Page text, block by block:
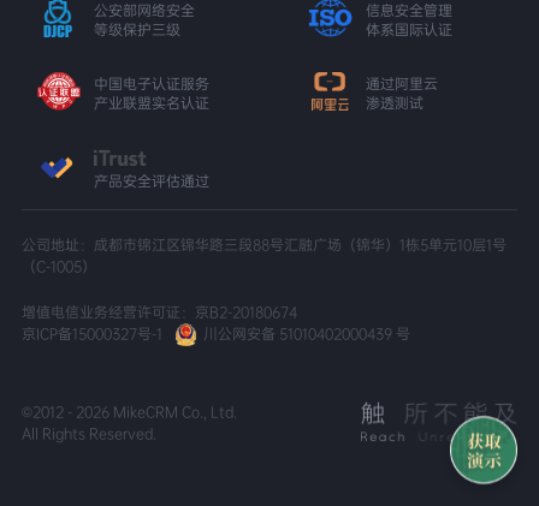
公安部网络安全
等级保护三级
信息安全管理
体系国际认证
中国电子认证服务
产业联盟实名认证
通过阿里云
渗透测试
产品安全评估通过
公司地址：成都市锦江区锦华路三段88号汇融广场（锦华）1栋5单元10层1号
（C-1005）
增值电信业务经营许可证：京B2-20180674
京ICP备15000327号-1
川公网安备 51010402000439 号
©2012 - 2026 MikeCRM Co., Ltd.
All Rights Reserved.